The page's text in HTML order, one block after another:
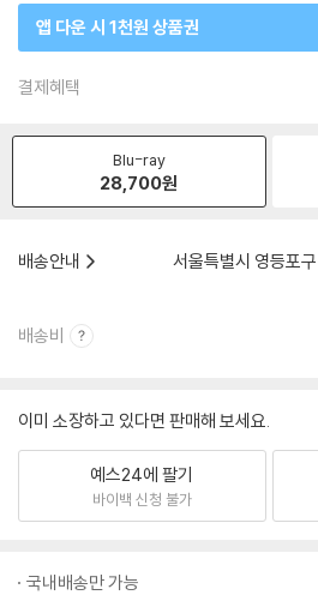
앱 다운 시 1천원 상품권
결제혜택
Blu-ray
28,700원
배송안내
서울특별시 영등포
배송비
이미 소장하고 있다면 판매해 보세요.
예스24에 팔기
바이백 신청 불가
국내배송만 가능